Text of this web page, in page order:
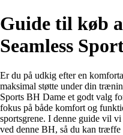
Guide til køb
Seamless
Er du på udkig efter en
maksimal støtte under din
Sports BH Dame et godt valg
fokus på både komfort og
sportsgrene. I denne guide vil
ved denne BH, så du kan træffe